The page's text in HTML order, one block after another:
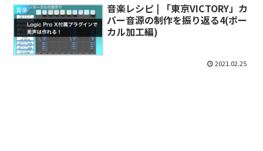
音楽
音楽レシピ | 「東京VICTORY」カ
バー音源の制作を振り返る4(ボー
カル加工編)
2021.02.25